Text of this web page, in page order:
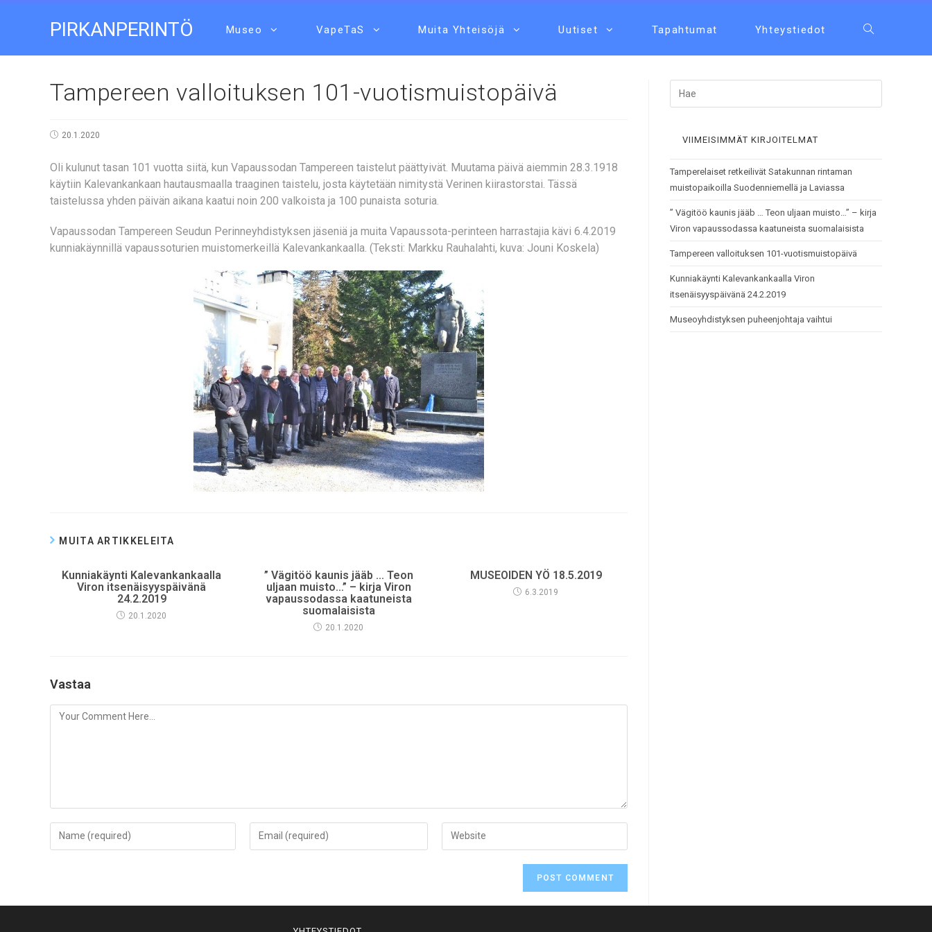
PIRKANPERINTÖ Museo VapeTaS Muita Yhteisöjä Uutiset Tapahtumat Yhteystiedot
Tampereen valloituksen 101-vuotismuistopäivä
20.1.2020
Oli kulunut tasan 101 vuotta siitä, kun Vapaussodan Tampereen taistelut päättyivät. Muutama päivä aiemmin 28.3.1918
käytiin Kalevankankaan hautausmaalla traaginen taistelu, josta käytetään nimitystä Verinen kiirastorstai. Tässä
taistelussa yhden päivän aikana kaatui noin 200 valkoista ja 100 punaista soturia.
Vapaussodan Tampereen Seudun Perinneyhdistyksen jäseniä ja muita Vapaussota-perinteen harrastajia kävi 6.4.2019
kunniakäynnillä vapaussoturien muistomerkeillä Kalevankankaalla. (Teksti: Markku Rauhalahti, kuva: Jouni Koskela)
MUITA ARTIKKELEITA
Kunniakäynti Kalevankankaalla
Viron itsenäisyyspäivänä
24.2.2019
20.1.2020
” Vägitöö kaunis jääb … Teon
uljaan muisto…” – kirja Viron
vapaussodassa kaatuneista
suomalaisista
20.1.2020
MUSEOIDEN YÖ 18.5.2019
6.3.2019
Vastaa
VIIMEISIMMÄT KIRJOITELMAT
Tamperelaiset retkeilivät Satakunnan rintaman
muistopaikoilla Suodenniemellä ja Laviassa
” Vägitöö kaunis jääb … Teon uljaan muisto…” – kirja
Viron vapaussodassa kaatuneista suomalaisista
Tampereen valloituksen 101-vuotismuistopäivä
Kunniakäynti Kalevankankaalla Viron
itsenäisyyspäivänä 24.2.2019
Museoyhdistyksen puheenjohtaja vaihtui